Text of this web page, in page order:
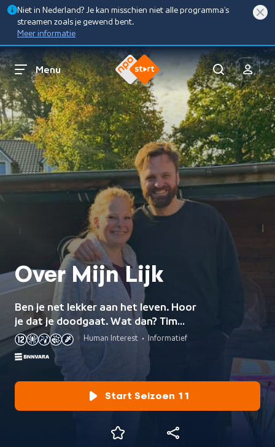
Niet in Nederland? Je kan misschien niet alle programma’s
streamen zoals je gewend bent.
Meer informatie
Menu
Over Mijn Lijk
Ben je net lekker aan het leven. Hoor
je dat je doodgaat. Wat dan? Tim
Hofman volgt vijf jongeren die in de
laatste fase alles uit het leven halen.
Human Interest • Informatief
Start Seizoen 11